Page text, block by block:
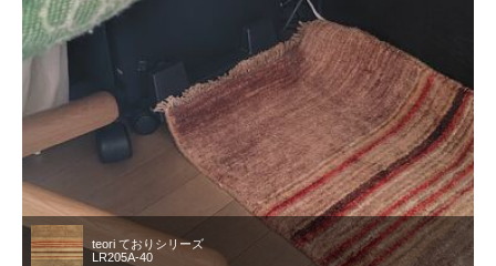
teori ておりシリーズ
LR205A-40